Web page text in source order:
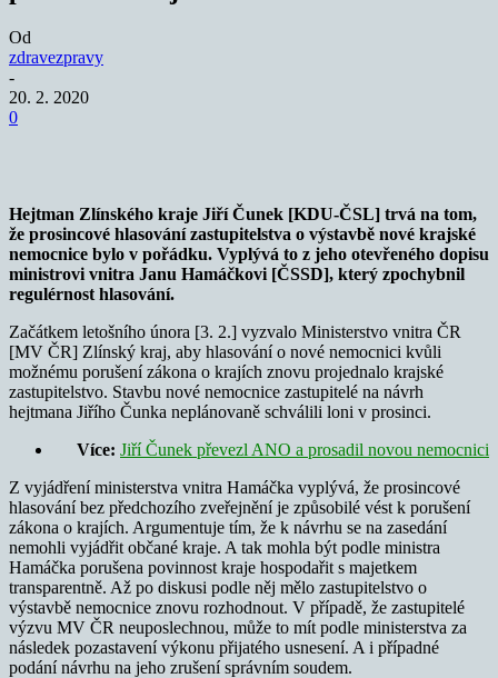
Od
zdravezpravy
-
20. 2. 2020
0
Hejtman Zlínského kraje Jiří Čunek [KDU-ČSL] trvá na tom,
že prosincové hlasování zastupitelstva o výstavbě nové krajské
nemocnice bylo v pořádku. Vyplývá to z jeho otevřeného dopisu
ministrovi vnitra Janu Hamáčkovi [ČSSD], který zpochybnil
regulérnost hlasování.
Začátkem letošního února [3. 2.] vyzvalo Ministerstvo vnitra ČR
[MV ČR] Zlínský kraj, aby hlasování o nové nemocnici kvůli
možnému porušení zákona o krajích znovu projednalo krajské
zastupitelstvo. Stavbu nové nemocnice zastupitelé na návrh
hejtmana Jiřího Čunka neplánovaně schválili loni v prosinci.
Více: Jiří Čunek převezl ANO a prosadil novou nemocnici
Z vyjádření ministerstva vnitra Hamáčka vyplývá, že prosincové
hlasování bez předchozího zveřejnění je způsobilé vést k porušení
zákona o krajích. Argumentuje tím, že k návrhu se na zasedání
nemohli vyjádřit občané kraje. A tak mohla být podle ministra
Hamáčka porušena povinnost kraje hospodařit s majetkem
transparentně. Až po diskusi podle něj mělo zastupitelstvo o
výstavbě nemocnice znovu rozhodnout. V případě, že zastupitelé
výzvu MV ČR neuposlechnou, může to mít podle ministerstva za
následek pozastavení výkonu přijatého usnesení. A i případné
podání návrhu na jeho zrušení správním soudem.